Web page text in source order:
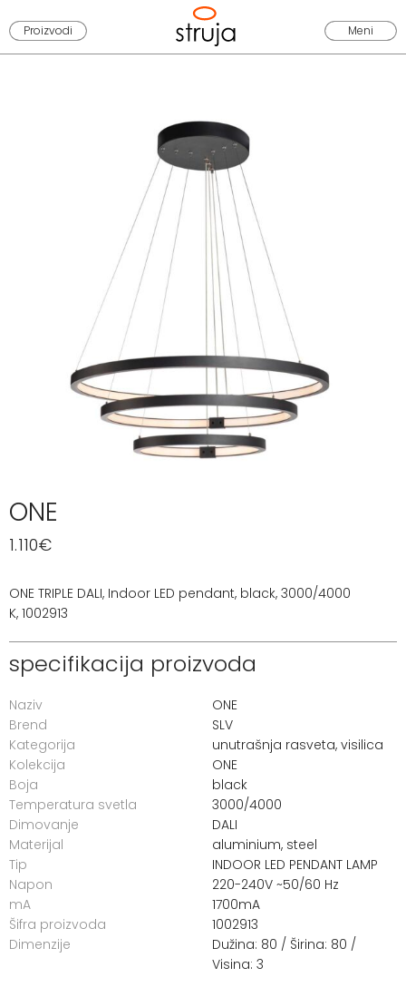
Proizvodi Meni
ONE
1.110€
ONE TRIPLE DALI, Indoor LED pendant, black, 3000/4000
K, 1002913
specifikacija proizvoda
Naziv
ONE
Brend
SLV
Kategorija
unutrašnja rasveta, visilica
Kolekcija
ONE
Boja
black
Temperatura svetla
3000/4000
Dimovanje
DALI
Materijal
aluminium, steel
Tip
INDOOR LED PENDANT LAMP
Napon
220-240V ~50/60 Hz
mA
1700mA
Šifra proizvoda
1002913
Dimenzije
Dužina: 80 / Širina: 80 /
Visina: 3